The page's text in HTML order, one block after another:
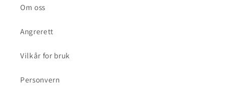
Om oss
Angrerett
Vilkår for bruk
Personvern